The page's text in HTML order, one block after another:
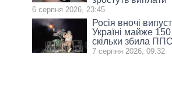
6 серпня 2026, 23:45
Росія вночі
Україні майже 150
скільки збила
7 серпня 2026, 09:32